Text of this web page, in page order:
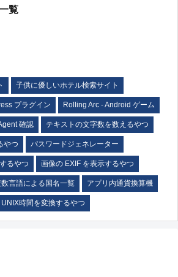
覧
子供に優しいホテル検索サイト
プラグイン Rolling Arc - Android ゲーム
確認 テキストの文字数を数えるやつ
やつ パスワードジェネレーター
るやつ 画像の EXIF を表示するやつ
言語による国名一覧 アプリ内通貨換算機
UNIX時間を変換するやつ